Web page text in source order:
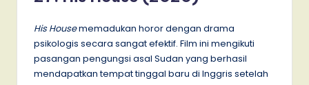
His Housememadukan horor dengan drama
psikologis secara sangat efektif. Film ini mengikuti
pasangan pengungsi asal Sudan yang berhasil
mendapatkan tempat tinggal baru di Inggris setelah